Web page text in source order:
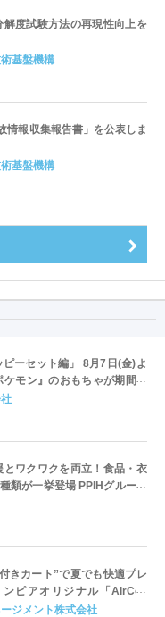
度試験方法の再現性向上を
基盤機構
報収集報告書」を公表しま
基盤機構
ーセット編」 8月7日(金)よ
モン』のおもちゃが期間限
ワクワクを両立！食品・衣
類が一挙登場 PPIHグループ
日(木)より順次スタート
きカート”で夏でも快適プレ
アオリジナル「AirCon
」導入 | ＰＧＭ
ジメント株式会社